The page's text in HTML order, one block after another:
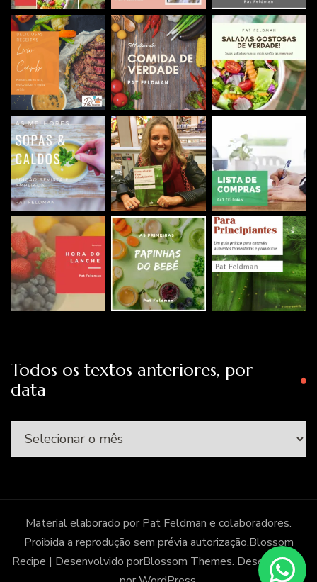
Todos os textos anteriores, por
data
Todos
por
data
Material elaborado por Pat Feldman e colaboradores.
Proibida a reprodução sem prévia autorização.Blossom
Recipe | Desenvolvido porBlossom Themes. Desenvolvido